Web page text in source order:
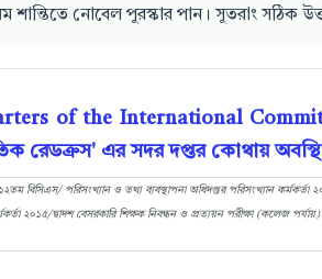
শান্তিতে নোবেল পুরস্কার পান। সুতরাং সঠিক
of the International
রেডক্রস' এর সদর দপ্তর কোথায়
পরিসংখ্যান ও তথ্য ব্যবস্থাপনা অধিদপ্তর পরিসংখ্যান কর্মকর্তা
২০১৫/দ্বাদশ বেসরকারি শিক্ষক নিবন্ধন ও প্রত্যয়ন পরীক্ষা (কলেজ